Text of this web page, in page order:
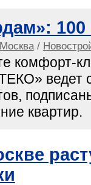
100
Москва/
комфорт-
ведет
квартир.